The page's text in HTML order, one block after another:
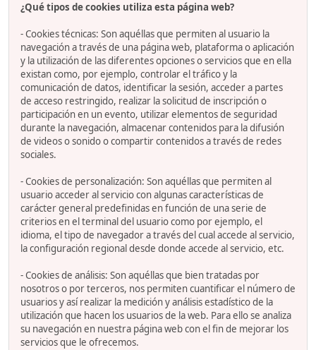
¿Qué tipos de cookies utiliza esta página web?
- Cookies técnicas: Son aquéllas que permiten al usuario la
navegación a través de una página web, plataforma o aplicación
y la utilización de las diferentes opciones o servicios que en ella
existan como, por ejemplo, controlar el tráfico y la
comunicación de datos, identificar la sesión, acceder a partes
de acceso restringido, realizar la solicitud de inscripción o
participación en un evento, utilizar elementos de seguridad
durante la navegación, almacenar contenidos para la difusión
de videos o sonido o compartir contenidos a través de redes
sociales.
- Cookies de personalización: Son aquéllas que permiten al
usuario acceder al servicio con algunas características de
carácter general predefinidas en función de una serie de
criterios en el terminal del usuario como por ejemplo, el
idioma, el tipo de navegador a través del cual accede al servicio,
la configuración regional desde donde accede al servicio, etc.
- Cookies de análisis: Son aquéllas que bien tratadas por
nosotros o por terceros, nos permiten cuantificar el número de
usuarios y así realizar la medición y análisis estadístico de la
utilización que hacen los usuarios de la web. Para ello se analiza
su navegación en nuestra página web con el fin de mejorar los
servicios que le ofrecemos.